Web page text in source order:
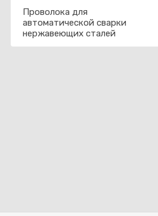
Проволока для
автоматической сварки
нержавеющих сталей